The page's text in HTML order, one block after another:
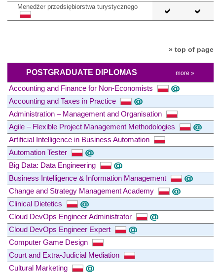
Menedżer przedsiębiorstwa turystycznego
» top of page
POSTGRADUATE DIPLOMAS more »
Accounting and Finance for Non-Economists
Accounting and Taxes in Practice
Administration – Management and Organisation
Agile – Flexible Project Management Methodologies
Artificial Intelligence in Business Automation
Automation Tester
Big Data: Data Engineering
Business Intelligence & Information Management
Change and Strategy Management Academy
Clinical Dietetics
Cloud DevOps Engineer Administrator
Cloud DevOps Engineer Expert
Computer Game Design
Court and Extra-Judicial Mediation
Cultural Marketing